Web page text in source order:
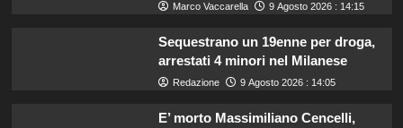
Marco Vaccarella 9 Agosto 2026 : 14:15
Sequestrano un 19enne per droga,
arrestati 4 minori nel Milanese
Redazione 9 Agosto 2026 : 14:05
E’ morto Massimiliano Cencelli,